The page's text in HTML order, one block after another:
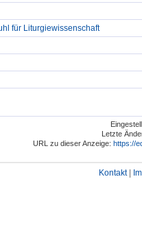
für Liturgiewissenschaft
Letzte
URL zu dieser Anzeige: https://
Kontakt|